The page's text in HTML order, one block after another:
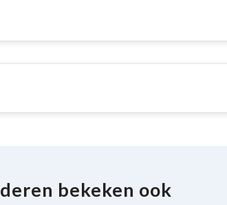
bekeken ook